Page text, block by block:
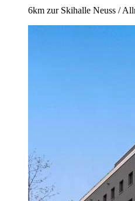
6km zur Skihalle Neuss /